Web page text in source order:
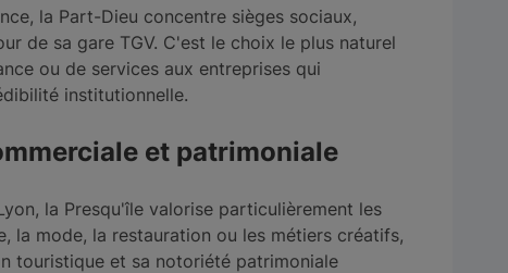
la Part-Dieu concentre sièges sociaux,
de sa gare TGV. C'est le choix le plus naturel
ou de services aux entreprises qui
institutionnelle.
et patrimoniale
la Presqu'île valorise particulièrement les
la mode, la restauration ou les métiers créatifs,
touristique et sa notoriété patrimoniale